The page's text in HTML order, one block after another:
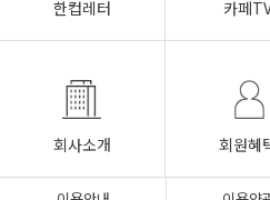
한컵레터 카페
회사소개 회원혜